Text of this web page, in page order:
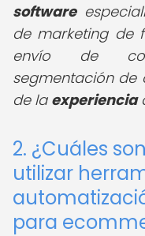
software
de marketing de
envío de
segmentación de
de la experiencia
2. ¿Cuáles
utilizar
para